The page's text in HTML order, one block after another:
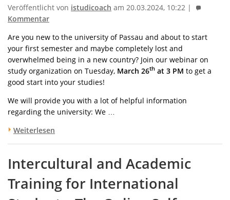
Veröffentlicht von istudicoach am 20.03.2024, 10:22 |
Kommentar
Are you new to the university of Passau and about to start
your first semester and maybe completely lost and
overwhelmed being in a new country? Join our webinar on
study organization on Tuesday, March 26th at 3 PM to get a
good start into your studies!
We will provide you with a lot of helpful information
regarding the university: We …
Weiterlesen
Intercultural and Academic
Training for International